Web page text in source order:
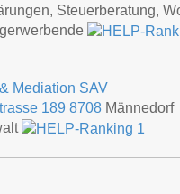
Steuerberatung,
Mediation SAV
189 8708 Männedorf